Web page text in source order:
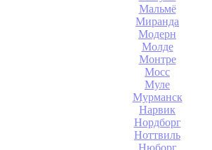
Мальмё
Миранда
Модерн
Молде
Монтре
Мосс
Муле
Мурманск
Нарвик
Нордборг
Ноттвиль
Нюборг